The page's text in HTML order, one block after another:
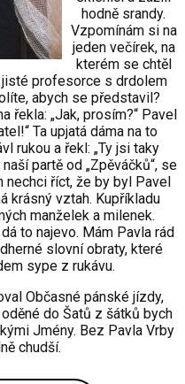
hodně srandy.
Vzpomínám si na
jeden večírek, na
kterém se chtěl
profesorce s drdolem
abych se představil?
řekla: „Jak, prosím?“ Pavel
Ta upjatá dáma na to
rukou a řekl: „Ty jsi taky
partě od „Zpěváčků“, se
říct, že by byl Pavel
krásný vztah. Kupříkladu
manželek a milenek.
to najevo. Mám Pavla rád
slovní obraty, které
sype z rukávu.
Občasné pánské jízdy,
do Šatů z šátků bych
Jmény. Bez Pavla Vrby
chudší.